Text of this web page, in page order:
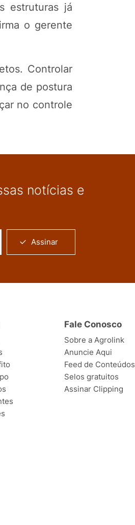
estruturas já
o gerente
Controlar
de postura
no controle
notícias e
Assinar
Fale Conosco
Sobre a Agrolink
Anuncie Aqui
Feed de Conteúdos
Selos gratuitos
Assinar Clipping